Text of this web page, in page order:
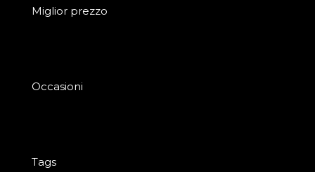
Miglior prezzo
Occasioni
Tags